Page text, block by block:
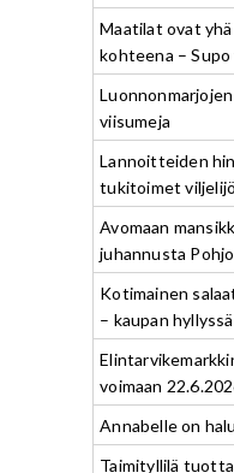
Maatilat ovat
kohteena –
viisumeja
Lannoitteiden
tukitoimet
Avomaan
juhannusta
Kotimainen
– kaupan
voimaan
Annabelle on
Taimityllilä